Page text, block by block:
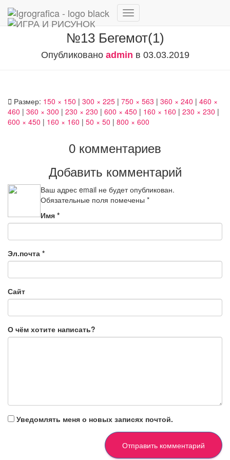
Переключить
навигацию
№13 Бегемот(1)
Опубликовано admin в 03.03.2019
Размер: 150 × 150 | 300 × 225 | 750 × 563 | 360 × 240 | 460 ×
460 | 360 × 300 | 230 × 230 | 600 × 450 | 160 × 160 | 230 × 230 |
600 × 450 | 160 × 160 | 50 × 50 | 800 × 600
0 комментариев
Добавить комментарий
Ваш адрес email не будет опубликован.
Обязательные поля помечены *
Имя *
Эл.почта *
Сайт
О чём хотите написать?
Уведомлять меня о новых записях почтой.